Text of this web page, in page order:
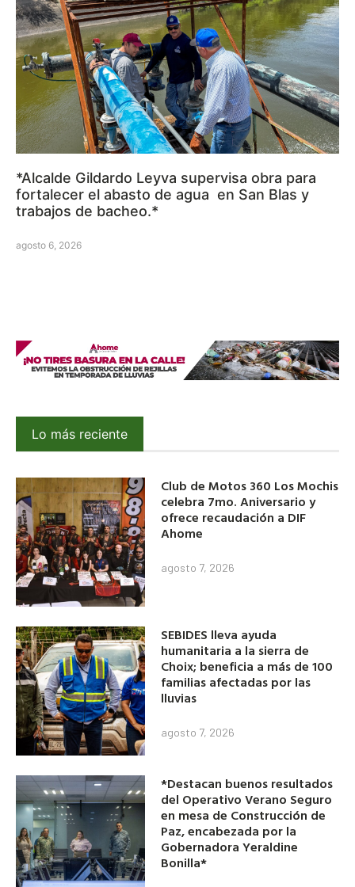
*Alcalde Gildardo Leyva supervisa obra para
fortalecer el abasto de agua en San Blas y
trabajos de bacheo.*
agosto 6, 2026
Lo más reciente
Club de Motos 360 Los Mochis
celebra 7mo. Aniversario y
ofrece recaudación a DIF
Ahome
agosto 7, 2026
SEBIDES lleva ayuda
humanitaria a la sierra de
Choix; beneficia a más de 100
familias afectadas por las
lluvias
agosto 7, 2026
*Destacan buenos resultados
del Operativo Verano Seguro
en mesa de Construcción de
Paz, encabezada por la
Gobernadora Yeraldine
Bonilla*